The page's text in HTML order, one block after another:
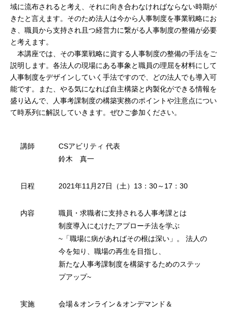
域に流布されると考え、それに向き合わなければならない時期が
きたと言えます。そのため法人は今から人事制度を事業戦略にお
き、職員から支持され且つ経営力に繋がる人事制度の整備が必要
と考えます。
本講座では、その事業戦略に資する人事制度の整備の手法をご
説明します。各法人の現場にある事象と職員の理屈を材料にして
人事制度をデザインしていく手法ですので、どの法人でも導入可
能です。また、やる気になれば自主構築と内製化ができる情報を
盛り込んで、人事考課制度の構築実務のポイントや注意点につい
て時系列に解説していきます。ぜひご参加ください。
講師
CSアビリティ 代表
鈴木 真一
日程 2021年11月27日（土）13：30～17：30
内容
職員・求職者に支持される人事考課とは
制度導入にむけたアプローチ法を学ぶ
~「職場に病があればその根は深い」。 法人の
今を知り、職場の再生を目指し、
新たな人事考課制度を構築するためのステッ
プアップ~
実施
会場＆オンライン＆オンデマンド＆